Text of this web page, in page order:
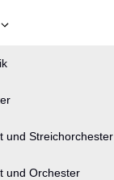
und Streichorchester
und Orchester